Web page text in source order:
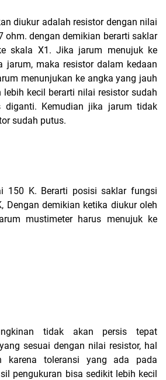
diukur adalah resistor dengan nilai
ohm. dengan demikian berarti saklar
skala X1. Jika jarum menujuk ke
jarum, maka resistor dalam kedaan
menunjukan ke angka yang jauh
lebih kecil berarti nilai resistor sudah
Kemudian jika jarum tidak
sudah putus.
150 K. Berarti posisi saklar fungsi
Dengan demikian ketika diukur oleh
mustimeter harus menujuk ke
tidak akan persis tepat
sesuai dengan nilai resistor, hal
karena toleransi yang ada pada
pengukuran bisa sedikit lebih kecil